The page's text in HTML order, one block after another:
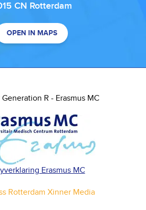
CN Rotterdam
OPEN IN MAPS
R - Erasmus MC
Erasmus MC
Rotterdam Xinner Media